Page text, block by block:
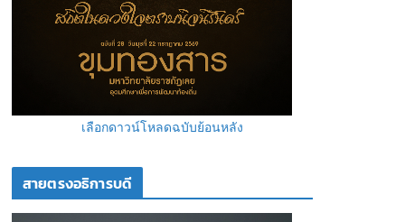
เลือกดาวน์โหลดฉบับย้อนหลัง
สายตรงอธิการบดี